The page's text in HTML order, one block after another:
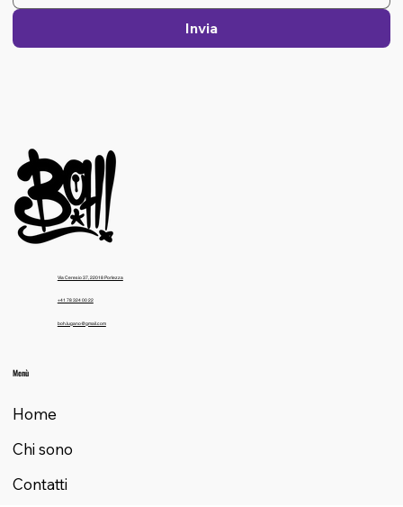
Invia
Via Ceresio 37, 22018 Porlezza
+41 78 324 00 22
Home
Chi sono